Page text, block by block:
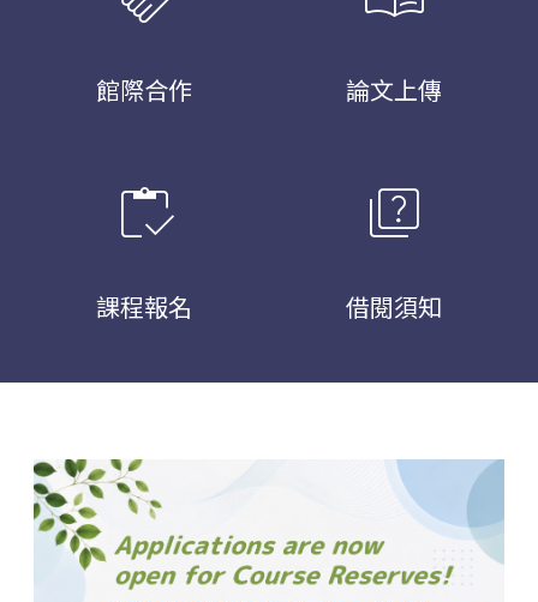
館際合作 論文上傳
inventory
課程報名
quiz
借閱須知